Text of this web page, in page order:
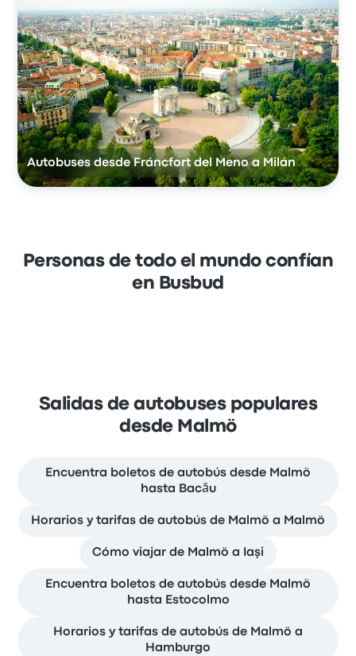
Autobuses desde Fráncfort del Meno a Milán
Personas de todo el mundo confían
en Busbud
Salidas de autobuses populares
desde Malmö
Encuentra boletos de autobús desde Malmö
hasta Bacău
Horarios y tarifas de autobús de Malmö a Malmö
Cómo viajar de Malmö a Iaşi
Encuentra boletos de autobús desde Malmö
hasta Estocolmo
Horarios y tarifas de autobús de Malmö a
Hamburgo